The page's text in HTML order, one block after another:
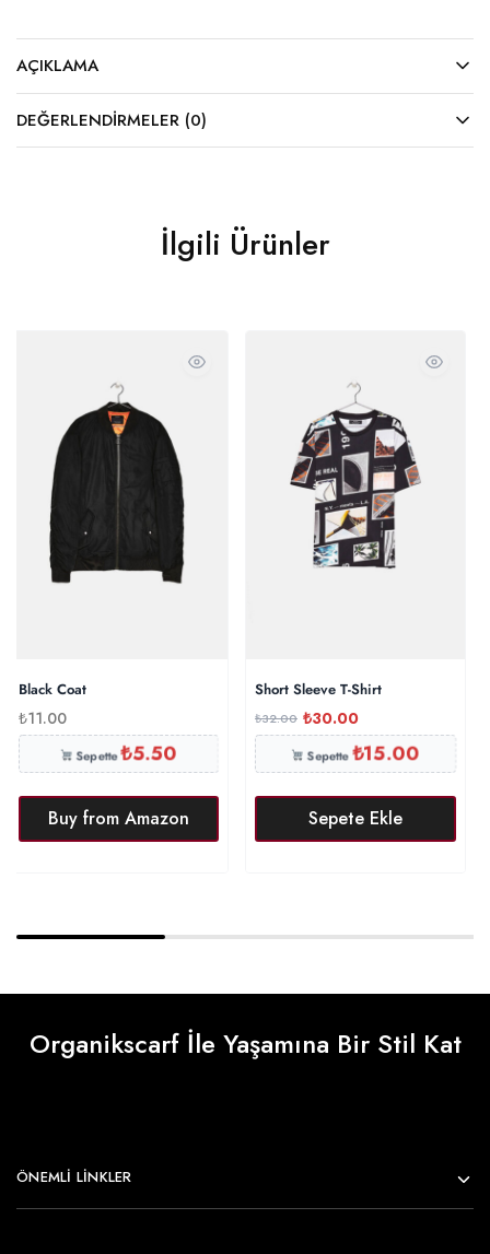
AÇIKLAMA
DEĞERLENDIRMELER (0)
İlgili Ürünler
Black Coat
₺11.00
Sepette₺5.50
Buy from Amazon
Short Sleeve T-Shirt
₺32.00 ₺30.00
Sepette₺15.00
Sepete Ekle
Organikscarf İle Yaşamına Bir Stil Kat
ÖNEMLI LINKLER